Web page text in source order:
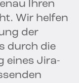
Ihren
Wir helfen
der
durch die
eines Jira-